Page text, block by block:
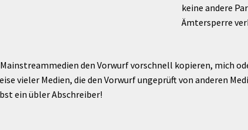
keine andere
Ämtersperre
den Vorwurf vorschnell kopieren, mich
vieler Medien, die den Vorwurf ungeprüft von anderen
ein übler Abschreiber!